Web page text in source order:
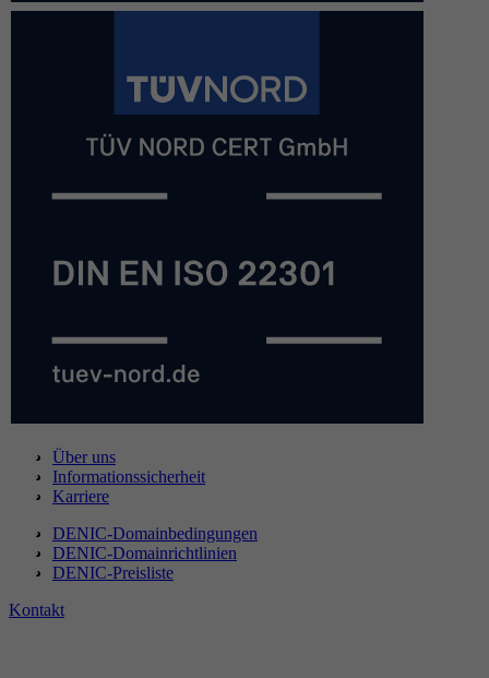
Über uns
Informationssicherheit
Karriere
DENIC-Domainbedingungen
DENIC-Domainrichtlinien
DENIC-Preisliste
Kontakt